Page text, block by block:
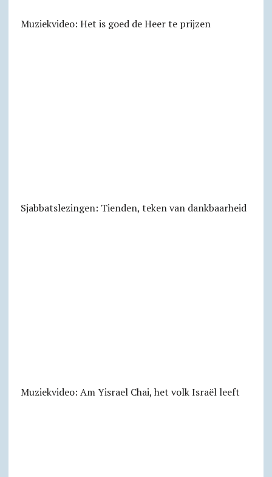
Muziekvideo: Het is goed de Heer te prijzen
Sjabbats­lezingen: Tienden, teken van dankbaarheid
Muziekvideo: Am Yisrael Chai, het volk Israël leeft